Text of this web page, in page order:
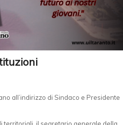
all’indirizzo di Sindaco e Presidente